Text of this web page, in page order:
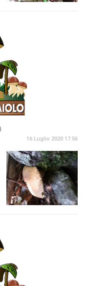
16 Luglio 2020 17:56